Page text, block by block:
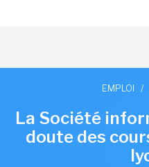
EMPLOI /
La Société
doute des